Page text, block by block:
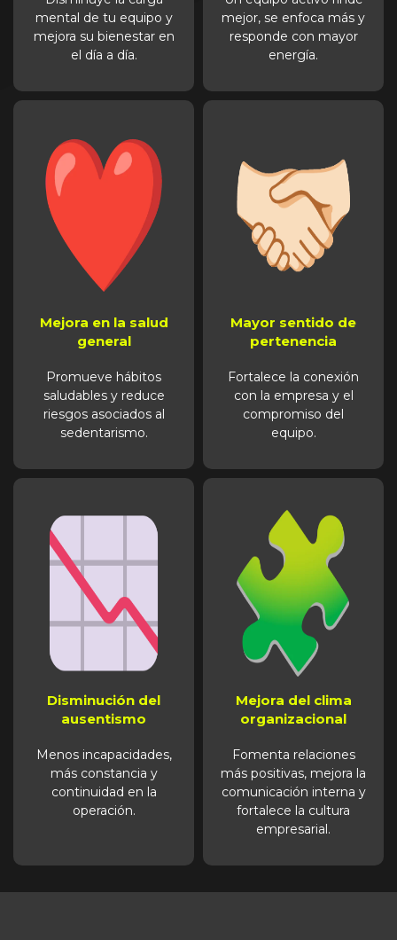
mental de tu equipo y
mejora su bienestar en
el día a día.
mejor, se enfoca más y
responde con mayor
energía.
Mejora en la salud
general
Promueve hábitos
saludables y reduce
riesgos asociados al
sedentarismo.
Mayor sentido de
pertenencia
Fortalece la conexión
con la empresa y el
compromiso del
equipo.
Disminución del
ausentismo
Menos incapacidades,
más constancia y
continuidad en la
operación.
Mejora del clima
organizacional
Fomenta relaciones
más positivas, mejora la
comunicación interna y
fortalece la cultura
empresarial.